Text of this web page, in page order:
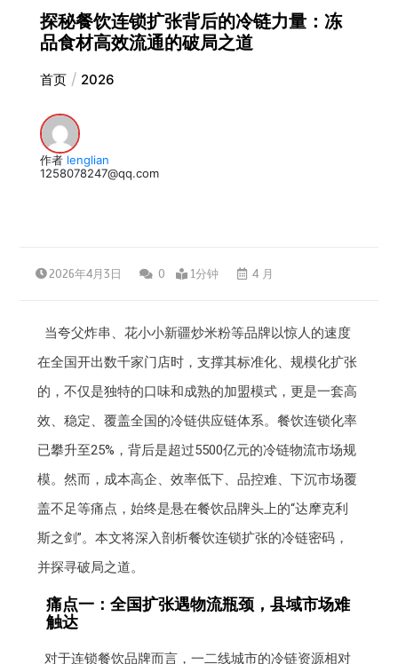
探秘餐饮连锁扩张背后的冷链力量：冻
品食材高效流通的破局之道
首页 2026
作者 lenglian
1258078247@qq.com
2026年4月3日 0 1分钟 4 月
当夸父炸串、花小小新疆炒米粉等品牌以惊人的速度
在全国开出数千家门店时，支撑其标准化、规模化扩张
的，不仅是独特的口味和成熟的加盟模式，更是一套高
效、稳定、覆盖全国的冷链供应链体系。餐饮连锁化率
已攀升至25%，背后是超过5500亿元的冷链物流市场规
模。然而，成本高企、效率低下、品控难、下沉市场覆
盖不足等痛点，始终是悬在餐饮品牌头上的“达摩克利
斯之剑”。本文将深入剖析餐饮连锁扩张的冷链密码，
并探寻破局之道。
痛点一：全国扩张遇物流瓶颈，县域市场难
触达
对于连锁餐饮品牌而言，一二线城市的冷链资源相对